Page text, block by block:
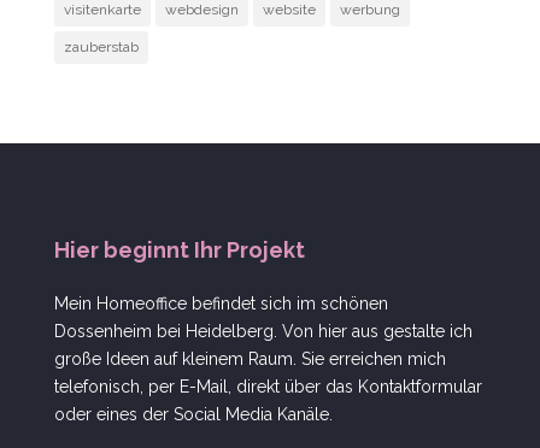
visitenkarte webdesign website werbung
zauberstab
Hier beginnt Ihr Projekt
Mein Homeoffice befindet sich im schönen
Dossenheim bei Heidelberg. Von hier aus gestalte ich
große Ideen auf kleinem Raum. Sie erreichen mich
telefonisch, per E-Mail, direkt über das Kontaktformular
oder eines der Social Media Kanäle.